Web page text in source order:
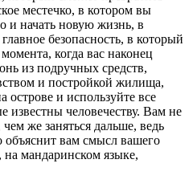
местечко, в котором вы
и начать новую жизнь, в
безопасность, в который
когда вас наконец
из подручных средств,
и постройкой жилища,
и используйте все
известны человечеству. Вам не
же заняться дальше, ведь
объяснит вам смысл вашего
мандаринском языке,